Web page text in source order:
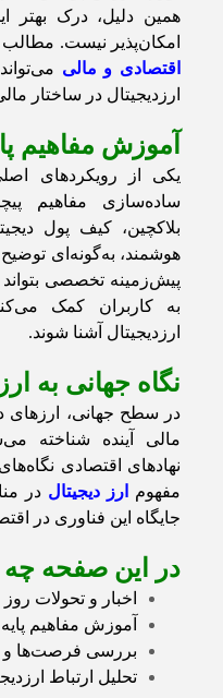
همین دلیل، درک بهتر
امکان‌پذیر نیست. مطالب
اقتصادی و مالی
ارزدیجیتال در ساختار
آموزش مفاهیم
یکی از رویکردهای
ساده‌سازی مفاهیم
بلاکچین، کیف پول
هوشمند، به‌گونه‌ای
پیش‌زمینه تخصصی
به کاربران کمک
ارزدیجیتال آشنا شوند.
نگاه جهانی به
در سطح جهانی، ارزهای
مالی آینده شناخته
نهادهای اقتصادی
مفهوم
ارز دیجیتال در
جایگاه این فناوری در
در این صفحه چه
اخبار و تحولات
آموزش مفاهیم
بررسی فرصت‌ها و
تحلیل ارتباط